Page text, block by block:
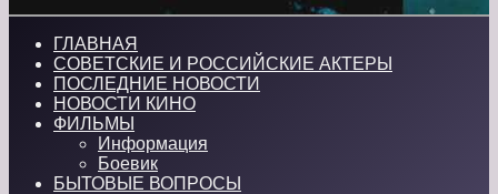
ГЛАВНАЯ
СОВЕТСКИЕ И РОССИЙСКИЕ АКТЕРЫ
ПОСЛЕДНИЕ НОВОСТИ
НОВОСТИ КИНО
ФИЛЬМЫ
Информация
Боевик
БЫТОВЫЕ ВОПРОСЫ